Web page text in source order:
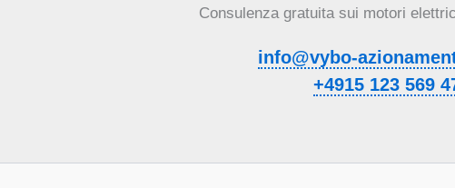
Consulenza gratuita sui motori
info@vybo-
+4915 123 569